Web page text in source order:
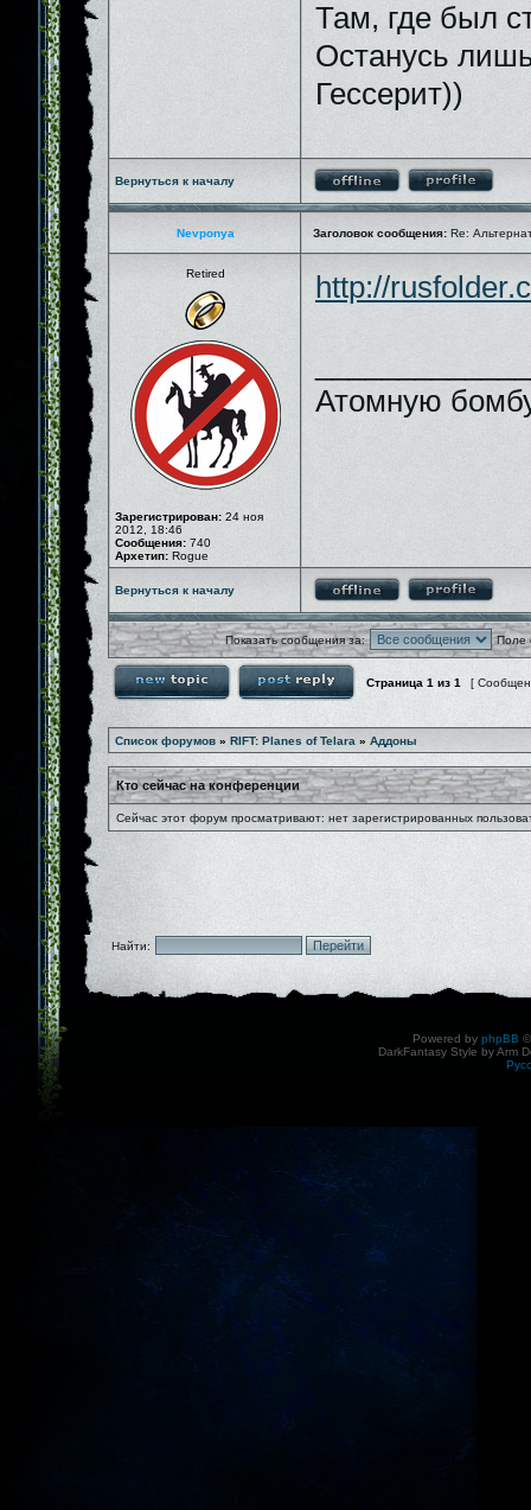
Там, где был
Останусь
Гессерит))
Вернуться к началу
Nevponya Заголовок сообщения: Re:
Retired
Зарегистрирован: 24 ноя
2012, 18:46
Сообщения: 740
Архетип: Rogue
http://
Атомную
Вернуться к началу
Показать сообщения за: Поле
Страница 1 из 1 [
Список форумов » RIFT: Planes of Telara » Аддоны
Кто сейчас на конференции
Сейчас этот форум просматривают: нет зарегистрированных
Найти:
Powered by phpBB
DarkFantasy Style by Arm